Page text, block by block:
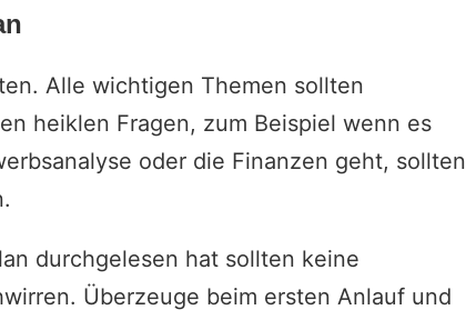
Alle wichtigen Themen sollten
heiklen Fragen, zum Beispiel wenn es
oder die Finanzen geht, sollten
durchgelesen hat sollten keine
Überzeuge beim ersten Anlauf und